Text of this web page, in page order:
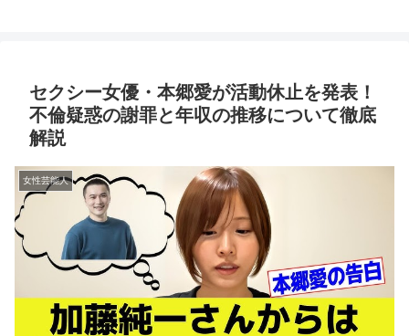
セクシー女優・本郷愛が活動休止を発表！
不倫疑惑の謝罪と年収の推移について徹底
解説
女性芸能人